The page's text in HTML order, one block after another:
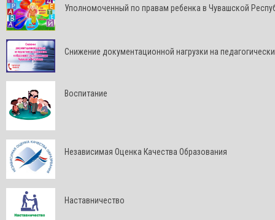
Уполномоченный по правам ребенка в Чувашской
Снижение документационной нагрузки на
Воспитание
Независимая Оценка Качества Образования
Наставничество